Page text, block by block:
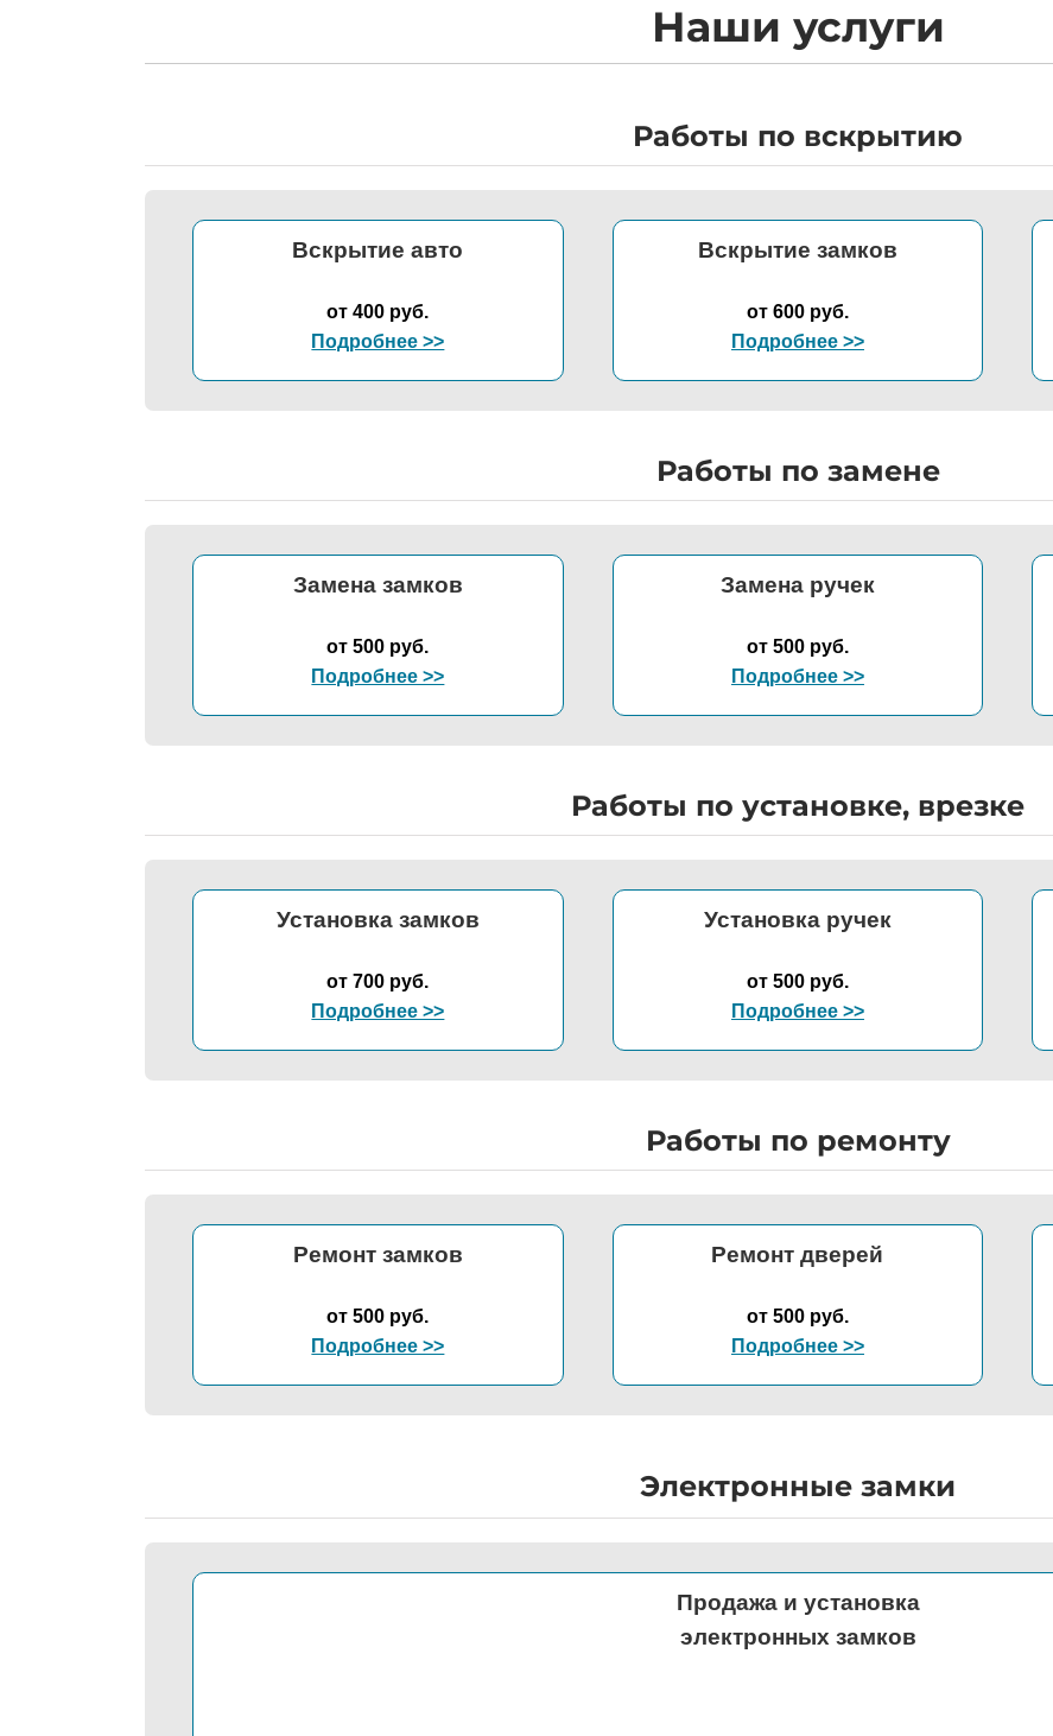
Наши услуги
Работы по вскрытию
Вскрытие авто
от 400 руб.
Подробнее >>
Вскрытие замков
от 600 руб.
Подробнее >>
Работы по замене
Замена замков
от 500 руб.
Подробнее >>
Замена ручек
от 500 руб.
Подробнее >>
Работы по установке, врезке
Установка замков
от 700 руб.
Подробнее >>
Установка ручек
от 500 руб.
Подробнее >>
Работы по ремонту
Ремонт замков
от 500 руб.
Подробнее >>
Ремонт дверей
от 500 руб.
Подробнее >>
Электронные замки
Продажа и установка
электронных замков